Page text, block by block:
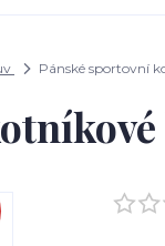
Pánské sportovní